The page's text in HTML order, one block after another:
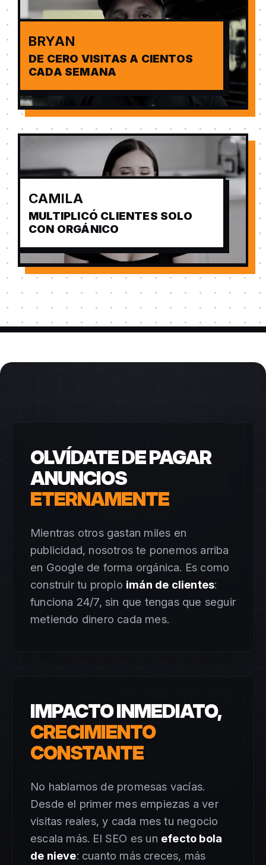
BRYAN
DE CERO VISITAS A CIENTOS
CADA SEMANA
CAMILA
MULTIPLICÓ CLIENTES SOLO
CON ORGÁNICO
01
OLVÍDATE DE PAGAR
ANUNCIOS
ETERNAMENTE
Mientras otros gastan miles en
publicidad, nosotros te ponemos arriba
en Google de forma orgánica. Es como
construir tu propio imán de clientes:
funciona 24/7, sin que tengas que seguir
metiendo dinero cada mes.
02
IMPACTO INMEDIATO,
CRECIMIENTO
CONSTANTE
No hablamos de promesas vacías.
Desde el primer mes empiezas a ver
visitas reales, y cada mes tu negocio
escala más. El SEO es un efecto bola
de nieve: cuanto más creces, más